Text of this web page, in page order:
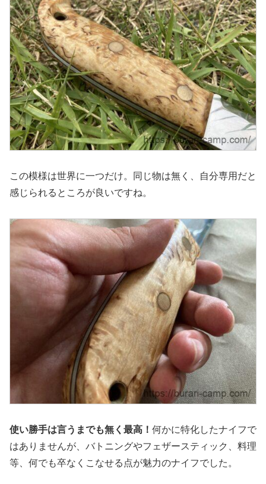
この模様は世界に一つだけ。同じ物は無く、自分専用だと
感じられるところが良いですね。
使い勝手は言うまでも無く最高！ 何かに特化したナイフで
はありませんが、バトニングやフェザースティック、料理
等、何でも卒なくこなせる点が魅力のナイフでした。